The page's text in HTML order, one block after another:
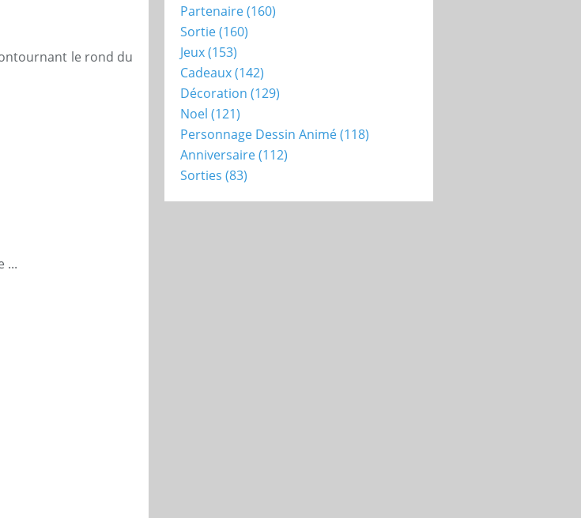
le rond du
...
Partenaire(160)
Sortie(160)
Jeux(153)
Cadeaux(142)
Décoration (129)
Noel (121)
Personnage Dessin Animé(118)
Anniversaire(112)
Sorties (83)